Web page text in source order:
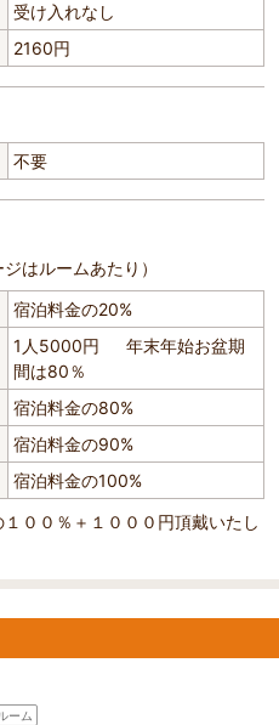
受け入れなし
2160円
不要
はルームあたり）
宿泊料金の20%
1人5000円 年末年始お盆期
間は80％
宿泊料金の80%
宿泊料金の90%
宿泊料金の100%
００％＋１０００円頂戴いたし
ーム